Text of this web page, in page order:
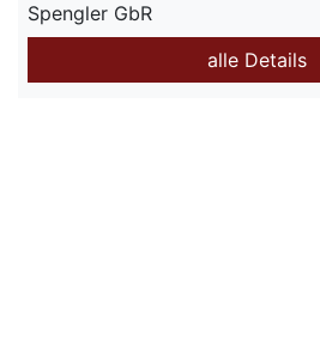
Spengler GbR
alle Details